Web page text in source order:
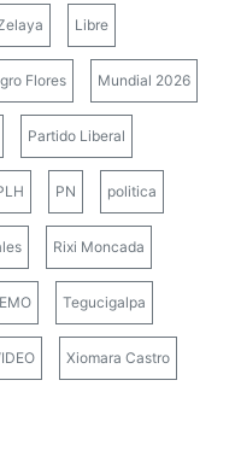
Libre
Flores Mundial 2026
Partido Liberal
PN politica
Rixi Moncada
Tegucigalpa
Xiomara Castro